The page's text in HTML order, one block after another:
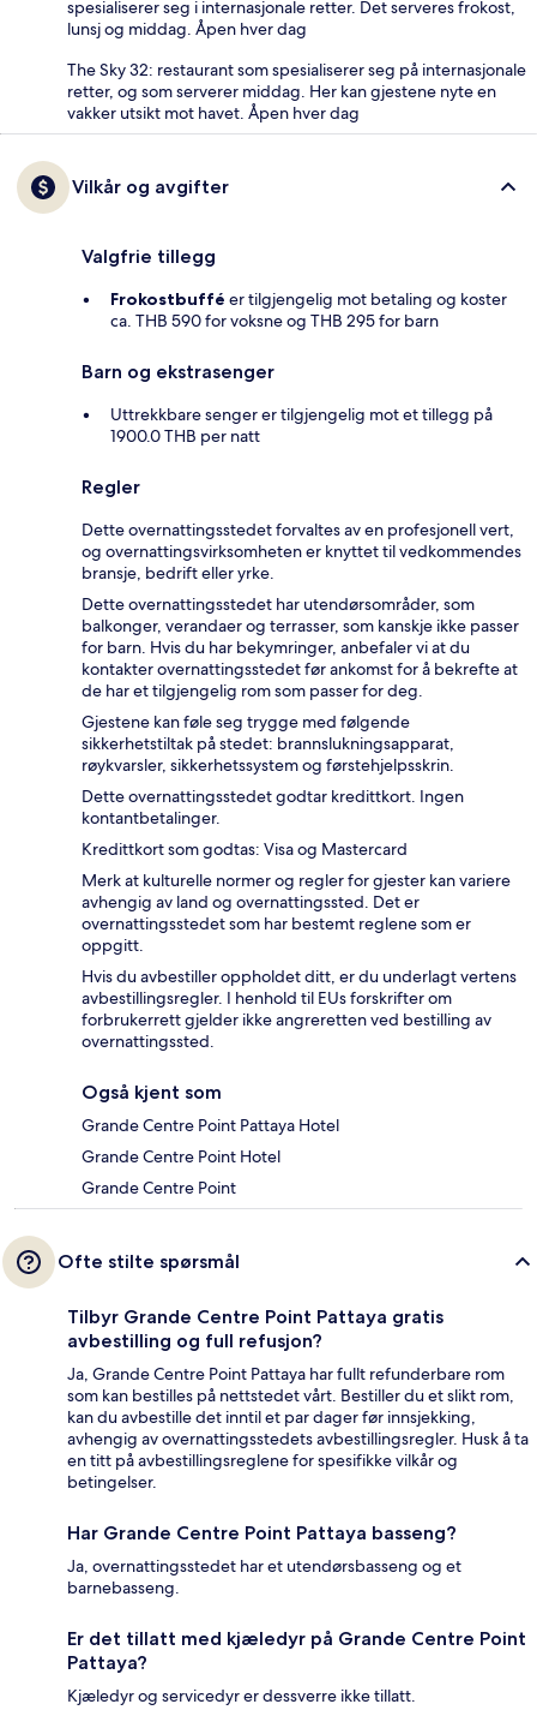
spesialiserer seg i internasjonale retter. Det serveres frokost,
lunsj og middag. Åpen hver dag
The Sky 32: restaurant som spesialiserer seg på internasjonale
retter, og som serverer middag. Her kan gjestene nyte en
vakker utsikt mot havet. Åpen hver dag
Vilkår og avgifter
Valgfrie tillegg
Frokostbuffé er tilgjengelig mot betaling og koster
ca. THB 590 for voksne og THB 295 for barn
Barn og ekstrasenger
Uttrekkbare senger er tilgjengelig mot et tillegg på
1900.0 THB per natt
Regler
Dette overnattingsstedet forvaltes av en profesjonell vert,
og overnattingsvirksomheten er knyttet til vedkommendes
bransje, bedrift eller yrke.
Dette overnattingsstedet har utendørsområder, som
balkonger, verandaer og terrasser, som kanskje ikke passer
for barn. Hvis du har bekymringer, anbefaler vi at du
kontakter overnattingsstedet før ankomst for å bekrefte at
de har et tilgjengelig rom som passer for deg.
Gjestene kan føle seg trygge med følgende
sikkerhetstiltak på stedet: brannslukningsapparat,
røykvarsler, sikkerhetssystem og førstehjelpsskrin.
Dette overnattingsstedet godtar kredittkort. Ingen
kontantbetalinger.
Kredittkort som godtas: Visa og Mastercard
Merk at kulturelle normer og regler for gjester kan variere
avhengig av land og overnattingssted. Det er
overnattingsstedet som har bestemt reglene som er
oppgitt.
Hvis du avbestiller oppholdet ditt, er du underlagt vertens
avbestillingsregler. I henhold til EUs forskrifter om
forbrukerrett gjelder ikke angreretten ved bestilling av
overnattingssted.
Også kjent som
Grande Centre Point Pattaya Hotel
Grande Centre Point Hotel
Grande Centre Point
Ofte stilte spørsmål
Tilbyr Grande Centre Point Pattaya gratis
avbestilling og full refusjon?
Ja, Grande Centre Point Pattaya har fullt refunderbare rom
som kan bestilles på nettstedet vårt. Bestiller du et slikt rom,
kan du avbestille det inntil et par dager før innsjekking,
avhengig av overnattingsstedets avbestillingsregler. Husk å ta
en titt på avbestillingsreglene for spesifikke vilkår og
betingelser.
Har Grande Centre Point Pattaya basseng?
Ja, overnattingsstedet har et utendørsbasseng og et
barnebasseng.
Er det tillatt med kjæledyr på Grande Centre Point
Pattaya?
Kjæledyr og servicedyr er dessverre ikke tillatt.